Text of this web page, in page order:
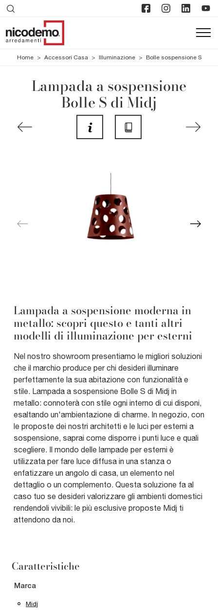
Home > Accessori Casa > Illuminazione > Bolle sospensione S
Lampada a sospensione
Bolle S di Midj
Lampada a sospensione moderna in
metallo: scopri questo e tanti altri
modelli di illuminazione per esterni
Nel nostro showroom presentiamo le migliori soluzioni
che il marchio produce per chi desideri illuminare
perfettamente la sua abitazione con funzionalità e
stile. Lampada a sospensione Bolle S di Midj in
metallo: connoterà con stile ogni interno di cui disponi,
esaltando un'ambientazione di charme. In negozio, con
le proposte dei nostri architetti e le luci per esterni a
sospensione, saprai come disporre i punti luce e quali
scegliere. Il mondo delle lampade per esterni è
utilizzata per fare luce diffusa in una stanza o
enfatizzare un angolo di casa, un elemento nel
dettaglio o un complemento. Questa soluzione fa al
caso tuo se desideri valorizzare gli ambienti domestici
rendendoli vivibili: le più esclusive proposte Midj ti
attendono da noi.
Caratteristiche
Marca
Midj